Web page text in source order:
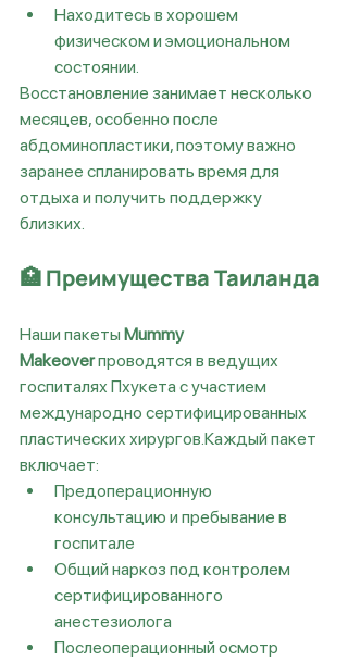
Находитесь в хорошем
физическом и эмоциональном
состоянии.
Восстановление занимает несколько
месяцев, особенно после
абдоминопластики, поэтому важно
заранее спланировать время для
отдыха и получить поддержку
близких.
🏥 Преимущества Таиланда
Наши пакеты Mummy
Makeover проводятся в ведущих
госпиталях Пхукета с участием
международно сертифицированных
пластических хирургов.Каждый пакет
включает:
Предоперационную
консультацию и пребывание в
госпитале
Общий наркоз под контролем
сертифицированного
анестезиолога
Послеоперационный осмотр